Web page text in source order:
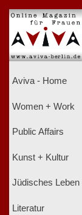
Aviva - Home
Women + Work
Public Affairs
Kunst + Kultur
Jüdisches Leben
Literatur